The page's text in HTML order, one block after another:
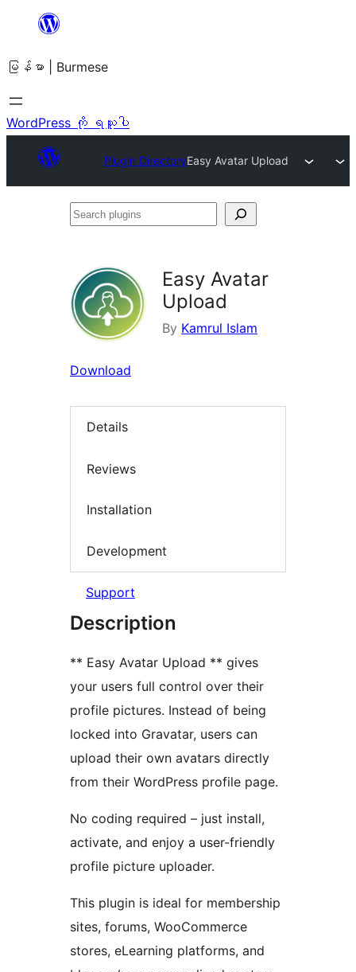
အကြောင်းအရာ
ကျော်သွား
ရန်
မြန်မာ | Burmese
WordPress ကို ရယူပါ
Plugin DirectoryEasy Avatar Upload
Search
Easy Avatar
Upload
By Kamrul Islam
Download
Details
Reviews
Installation
Development
Support
Description
** Easy Avatar Upload ** gives
your users full control over their
profile pictures. Instead of being
locked into Gravatar, users can
upload their own avatars directly
from their WordPress profile page.
No coding required – just install,
activate, and enjoy a user-friendly
profile picture uploader.
This plugin is ideal for membership
sites, forums, WooCommerce
stores, eLearning platforms, and